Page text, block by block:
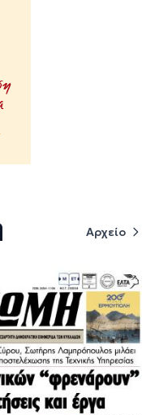
Αρχείο